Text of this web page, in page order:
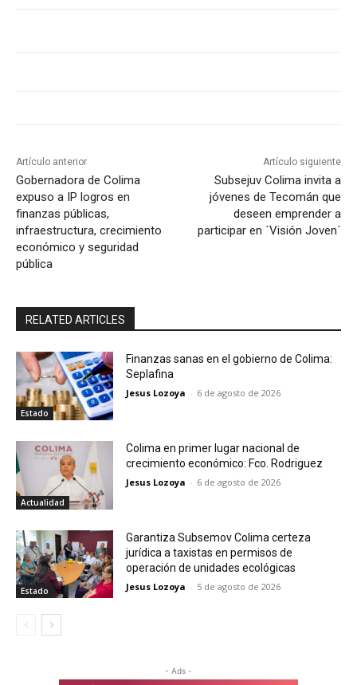
Artículo anterior
Gobernadora de Colima
expuso a IP logros en
finanzas públicas,
infraestructura, crecimiento
económico y seguridad
pública
Artículo siguiente
Subsejuv Colima invita a
jóvenes de Tecomán que
deseen emprender a
participar en ´Visión Joven´
RELATED ARTICLES
Estado
Finanzas sanas en el gobierno de Colima:
Seplafina
Jesus Lozoya - 6 de agosto de 2026
Actualidad
Colima en primer lugar nacional de
crecimiento económico: Fco. Rodriguez
Jesus Lozoya - 6 de agosto de 2026
Estado
Garantiza Subsemov Colima certeza
jurídica a taxistas en permisos de
operación de unidades ecológicas
Jesus Lozoya - 5 de agosto de 2026
- Ads -